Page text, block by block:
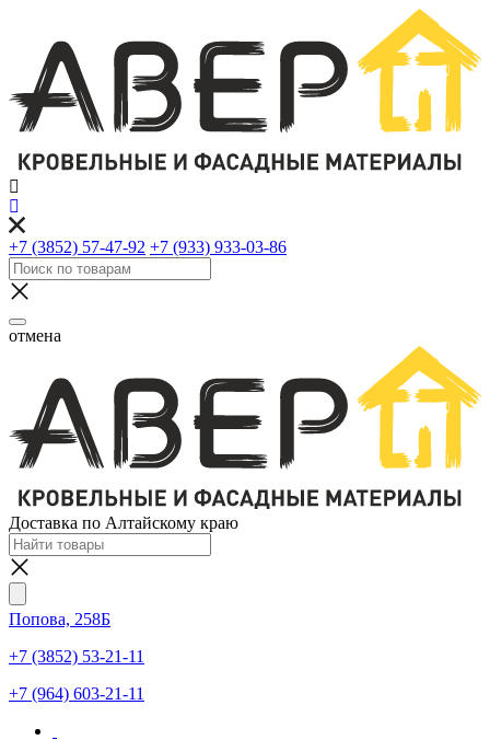
+7 (3852) 57-47-92 +7 (933) 933-03-86
отмена
Доставка по Алтайскому краю
Попова, 258Б
+7 (3852) 53-21-11
+7 (964) 603-21-11